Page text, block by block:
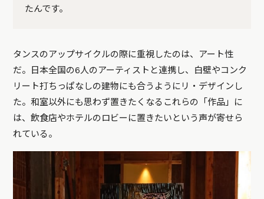
たんです。
タンスのアップサイクルの際に重視したのは、アート性
だ。日本全国の6人のアーティストと連携し、白壁やコンク
リート打ちっぱなしの建物にも合うようにリ・デザインし
た。和室以外にも思わず置きたくなるこれらの「作品」に
は、飲食店やホテルのロビーに置きたいという声が寄せら
れている。